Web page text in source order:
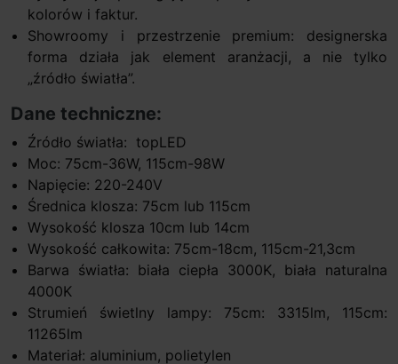
kolorów i faktur.
Showroomy i przestrzenie premium: designerska
forma działa jak element aranżacji, a nie tylko
„źródło światła”.
Dane techniczne:
Źródło światła: topLED
Moc: 75cm-36W, 115cm-98W
Napięcie: 220-240V
Średnica klosza: 75cm lub 115cm
Wysokość klosza 10cm lub 14cm
Wysokość całkowita: 75cm-18cm, 115cm-21,3cm
Barwa światła: biała ciepła 3000K, biała naturalna
4000K
Strumień świetlny lampy: 75cm: 3315lm, 115cm:
11265lm
Materiał: aluminium, polietylen